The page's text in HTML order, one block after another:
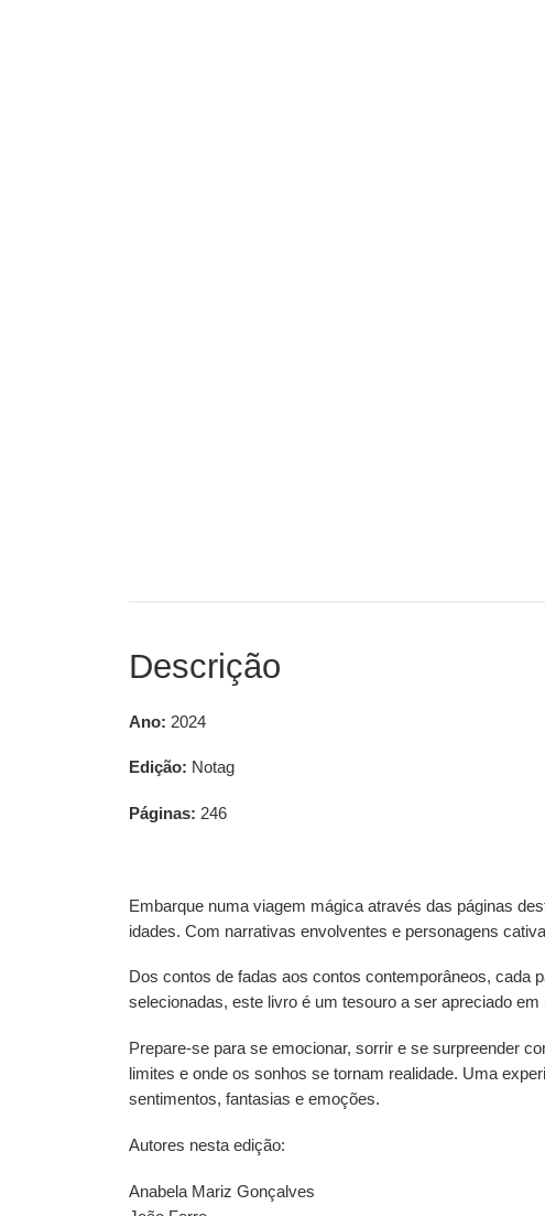
Descrição
Ano: 2024
Edição: Notag
Páginas: 246
Embarque numa viagem mágica através das páginas
idades. Com narrativas envolventes e personagens
Dos contos de fadas aos contos contemporâneos, cada
selecionadas, este livro é um tesouro a ser apreciado
Prepare-se para se emocionar, sorrir e se surpreender
limites e onde os sonhos se tornam realidade. Uma
sentimentos, fantasias e emoções.
Autores nesta edição:
Anabela Mariz Gonçalves